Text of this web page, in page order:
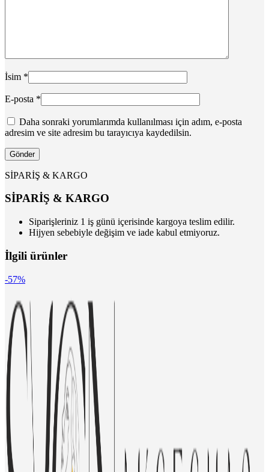
İsim *
E-posta *
Daha sonraki yorumlarımda kullanılması için adım, e-posta
adresim ve site adresim bu tarayıcıya kaydedilsin.
SİPARİŞ & KARGO
SİPARİŞ & KARGO
Siparişleriniz 1 iş günü içerisinde kargoya teslim edilir.
Hijyen sebebiyle değişim ve iade kabul etmiyoruz.
İlgili ürünler
-57%